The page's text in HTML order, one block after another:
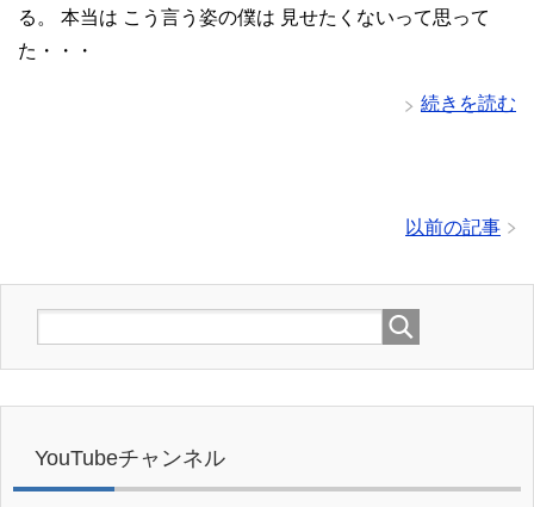
る。 本当は こう言う姿の僕は 見せたくないって思って
た・・・
続きを読む
以前の記事
YouTubeチャンネル